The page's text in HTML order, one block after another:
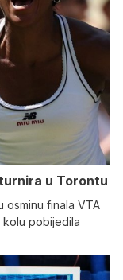
u Torontu
osminu finala VTA
kolu pobijedila